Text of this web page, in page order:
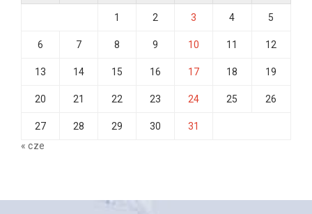
1 2 3 4 5
6 7 8 9 10 11 12
13 14 15 16 17 18 19
20 21 22 23 24 25 26
27 28 29 30
31
« cze